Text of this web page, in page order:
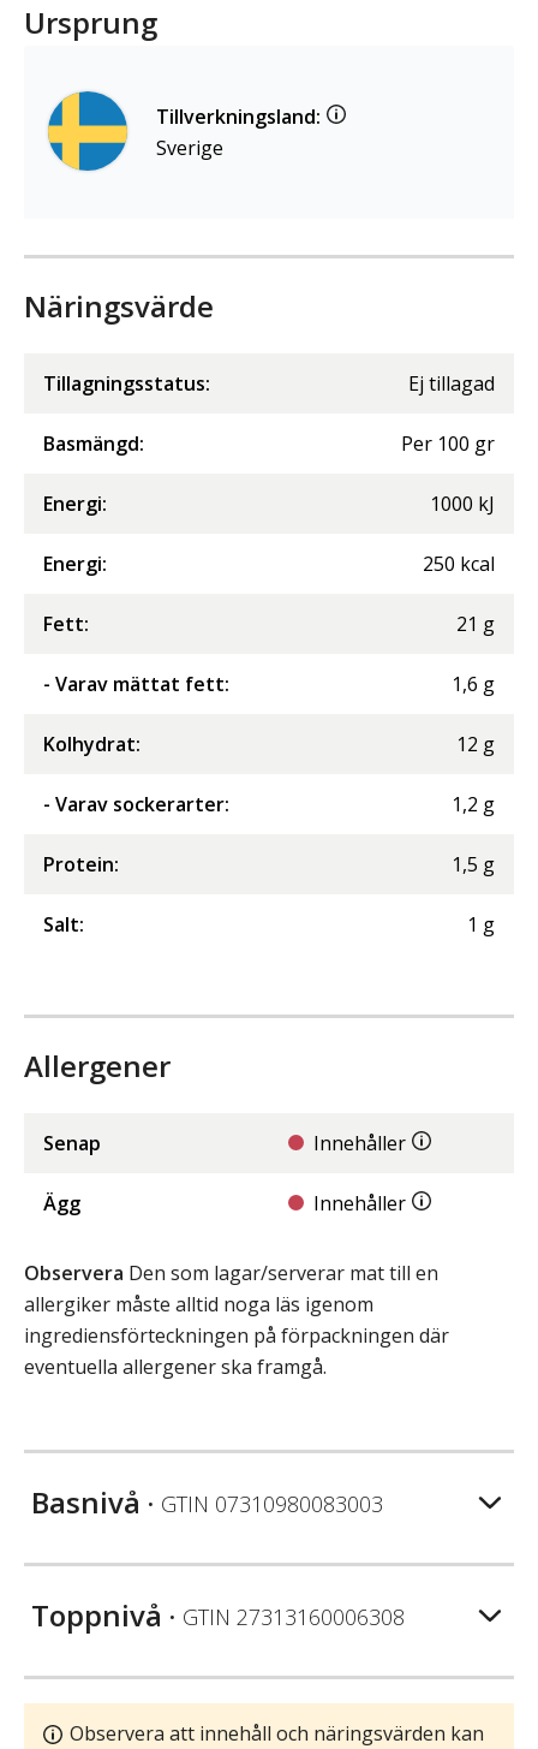
Ursprung
Tillverkningsland:
Sverige
Näringsvärde
Tillagningsstatus: Ej tillagad
Basmängd: Per 100 gr
Energi: 1000 kJ
Energi: 250 kcal
Fett: 21 g
- Varav mättat fett: 1,6 g
Kolhydrat: 12 g
- Varav sockerarter: 1,2 g
Protein: 1,5 g
Salt: 1 g
Allergener
Senap Innehåller
Ägg Innehåller
Observera Den som lagar/serverar mat till en
allergiker måste alltid noga läs igenom
ingrediensförteckningen på förpackningen där
eventuella allergener ska framgå.
Basnivå • GTIN 07310980083003
Toppnivå • GTIN 27313160006308
Observera att innehåll och näringsvärden kan